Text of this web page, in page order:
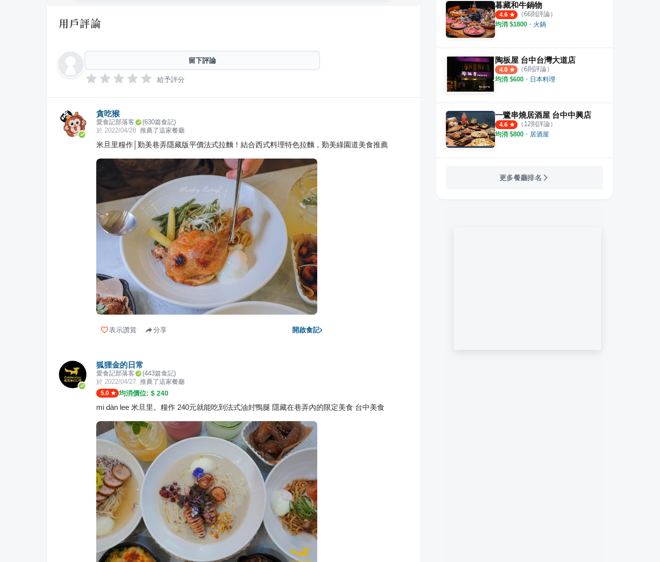
用戶評論
留下評論
給予評分
貪吃猴
愛食記部落客 (630篇食記)
於 2022/04/28 推薦了這家餐廳
米旦里糧作│勤美巷弄隱藏版平價法式拉麵！結合西式料理特色拉麵，勤美綠園道美食推薦
表示讚賞 分享 開啟食記›
狐狸金的日常
愛食記部落客 (443篇食記)
於 2022/04/27 推薦了這家餐廳
5.0 均消價位: $ 240
mi dàn lee 米旦里。糧作 240元就能吃到法式油封鴨腿 隱藏在巷弄內的限定美食 台中美食
暮藏和牛鍋物
4.6 （66則評論）
均消 $1800 ・ 火鍋
陶板屋 台中台灣大道店
4.0 （6則評論）
均消 $600 ・ 日本料理
一鷺串燒居酒屋 台中中興店
4.6 （ 12則評論）
均消 $800 ・ 居酒屋
更多餐廳排名